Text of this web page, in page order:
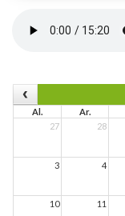
Al. Ar.
27
28
3 4
10 11